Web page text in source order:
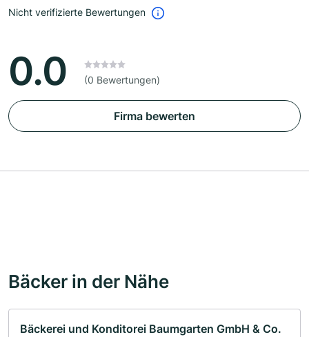
Nicht verifizierte Bewertungen
0.0 (0 Bewertungen)
Firma bewerten
Bäcker in der Nähe
Bäckerei und Konditorei Baumgarten GmbH & Co.